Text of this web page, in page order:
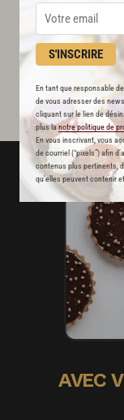
S'INSCRIRE
En tant que responsable
de vous adresser des
cliquant sur le lien de
plus lanotre politique de
En vous inscrivant, vous
de courriel (“pixels”) afin
contenus plus pertinents,
qu’elles peuvent contenir
AVEC